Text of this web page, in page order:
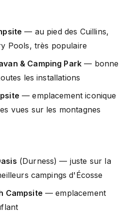
— au pied des Cuillins,
Pools, très populaire
& Camping Park — bonne
les installations
— emplacement iconique
vues sur les montagnes
(Durness) — juste sur la
campings d'Écosse
Campsite — emplacement